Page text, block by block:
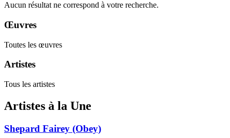
Aucun résultat ne correspond à votre recherche.
Œuvres
Toutes les œuvres
Artistes
Tous les artistes
Artistes à la Une
Shepard Fairey (Obey)